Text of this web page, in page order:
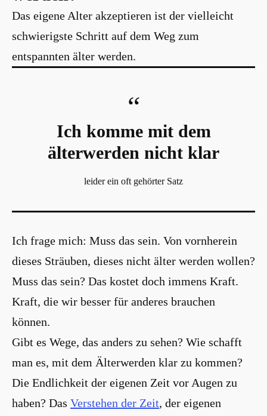
Das eigene Alter akzeptieren ist der vielleicht
schwierigste Schritt auf dem Weg zum
entspannten älter werden.
Ich komme mit dem
älterwerden nicht klar
leider ein oft gehörter Satz
Ich frage mich: Muss das sein. Von vornherein
dieses Sträuben, dieses nicht älter werden wollen?
Muss das sein? Das kostet doch immens Kraft.
Kraft, die wir besser für anderes brauchen
können.
Gibt es Wege, das anders zu sehen? Wie schafft
man es, mit dem Älterwerden klar zu kommen?
Die Endlichkeit der eigenen Zeit vor Augen zu
haben? Das Verstehen der Zeit, der eigenen